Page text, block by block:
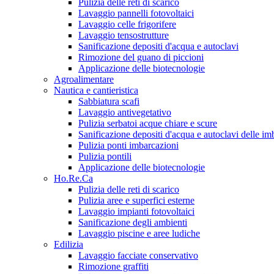
Pulizia delle reti di scarico
Lavaggio pannelli fotovoltaici
Lavaggio celle frigorifere
Lavaggio tensostrutture
Sanificazione depositi d'acqua e autoclavi
Rimozione del guano di piccioni
Applicazione delle biotecnologie
Agroalimentare
Nautica e cantieristica
Sabbiatura scafi
Lavaggio antivegetativo
Pulizia serbatoi acque chiare e scure
Sanificazione depositi d'acqua e autoclavi delle
Pulizia ponti imbarcazioni
Pulizia pontili
Applicazione delle biotecnologie
Ho.Re.Ca
Pulizia delle reti di scarico
Pulizia aree e superfici esterne
Lavaggio impianti fotovoltaici
Sanificazione degli ambienti
Lavaggio piscine e aree ludiche
Edilizia
Lavaggio facciate conservativo
Rimozione graffiti